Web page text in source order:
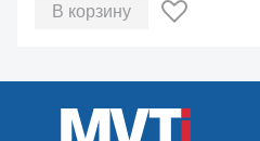
В корзину